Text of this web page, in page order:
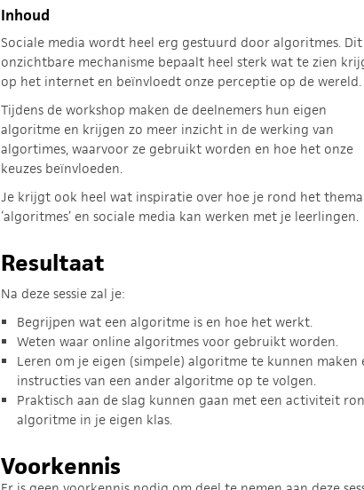
Inhoud
Sociale media wordt heel erg gestuurd door algoritmes. Dit
onzichtbare mechanisme bepaalt heel sterk wat te zien
op het internet en beïnvloedt onze perceptie op de wereld.
Tijdens de workshop maken de deelnemers hun eigen
algoritme en krijgen zo meer inzicht in de werking van
algortimes, waarvoor ze gebruikt worden en hoe het onze
keuzes beïnvloeden.
Je krijgt ook heel wat inspiratie over hoe je rond het thema
‘algoritmes’ en sociale media kan werken met je leerlingen.
Resultaat
Na deze sessie zal je:
Begrijpen wat een algoritme is en hoe het werkt.
Weten waar online algoritmes voor gebruikt worden.
Leren om je eigen (simpele) algoritme te kunnen maken
instructies van een ander algoritme op te volgen.
Praktisch aan de slag kunnen gaan met een activiteit
algoritme in je eigen klas.
Voorkennis